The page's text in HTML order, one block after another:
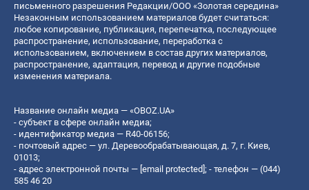
письменного разрешения Редакции/ООО «Золотая середина»
Незаконным использованием материалов будет считаться:
любое копирование, публикация, перепечатка, последующее
распространение, использование, переработка с
использованием, включением в состав других материалов,
распространение, адаптация, перевод и другие подобные
изменения материала.
Название онлайн медиа — «OBOZ.UA»
- субъект в сфере онлайн медиа;
- идентификатор медиа — R40-06156;
- почтовый адрес — ул. Деревообрабатывающая, д. 7, г. Киев,
01013;
- адрес электронной почты — [email protected] ; - телефон — (044)
585 46 20